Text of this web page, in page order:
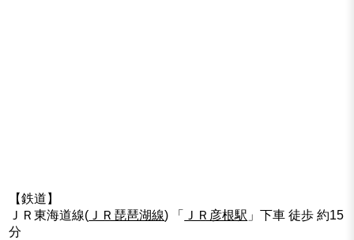
【鉄道】
ＪＲ東海道線( ＪＲ琵琶湖線) 「 ＪＲ彦根駅 」下車 徒歩 約15
分